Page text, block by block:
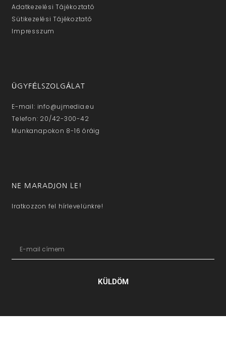
Adatkezelési Tájékoztató
Sütikezelési Tájékoztató
Impresszum
ÜGYFÉLSZOLGÁLAT
E-mail: info@ujmedia.eu
Telefon: 20/42-300-42
Munkanapokon 8-16 óráig
NE MARADJON LE!
Iratkozzon fel hírlevelünkre!
KÜLDÖM